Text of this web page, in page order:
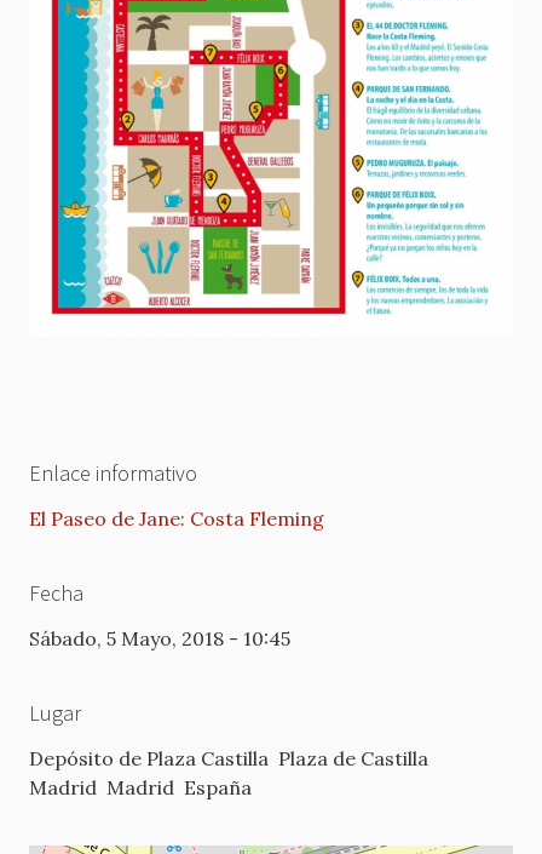
Enlace informativo
El Paseo de Jane: Costa Fleming
Fecha
Sábado, 5 Mayo, 2018 - 10:45
Lugar
Depósito de Plaza Castilla Plaza de Castilla
Madrid Madrid España